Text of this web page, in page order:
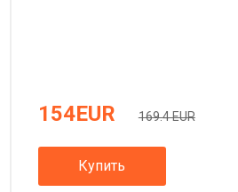
154EUR 169.4 EUR
Купить